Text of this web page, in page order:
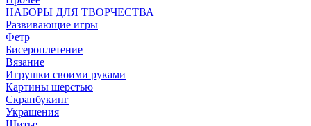
НАБОРЫ ДЛЯ ТВОРЧЕСТВА
Развивающие игры
Фетр
Бисероплетение
Вязание
Игрушки своими руками
Картины шерстью
Скрапбукинг
Украшения